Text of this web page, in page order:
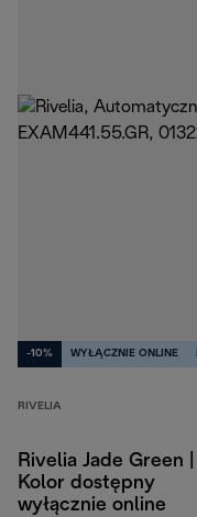
-10% WYŁĄCZNIE ONLINE
RIVELIA
Rivelia Jade Green |
Kolor dostępny
wyłącznie online